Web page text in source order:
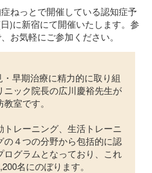
ねっとで開催している認知症予
)に新宿にて開催いたします。参
お気軽にご参加ください。
早期治療に精力的に取り組
ニック院長の広川慶裕先生が
室です。
レーニング、生活トレーニ
の４つの分野から包括的に認
グラムとなっており、これ
名にのぼります。